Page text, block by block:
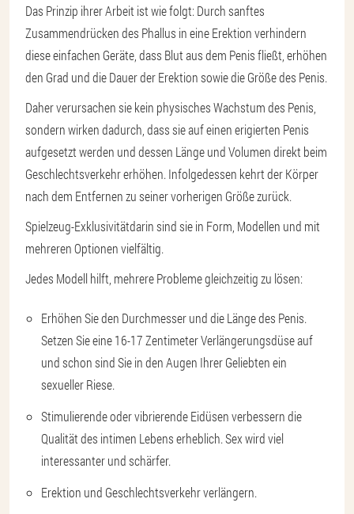
Das Prinzip ihrer Arbeit ist wie folgt: Durch sanftes
Zusammendrücken des Phallus in eine Erektion verhindern
diese einfachen Geräte, dass Blut aus dem Penis fließt, erhöhen
den Grad und die Dauer der Erektion sowie die Größe des Penis.
Daher verursachen sie kein physisches Wachstum des Penis,
sondern wirken dadurch, dass sie auf einen erigierten Penis
aufgesetzt werden und dessen Länge und Volumen direkt beim
Geschlechtsverkehr erhöhen. Infolgedessen kehrt der Körper
nach dem Entfernen zu seiner vorherigen Größe zurück.
Spielzeug-Exklusivitätdarin sind sie in Form, Modellen und mit
mehreren Optionen vielfältig.
Jedes Modell hilft, mehrere Probleme gleichzeitig zu lösen:
Erhöhen Sie den Durchmesser und die Länge des Penis.
Setzen Sie eine 16-17 Zentimeter Verlängerungsdüse auf
und schon sind Sie in den Augen Ihrer Geliebten ein
sexueller Riese.
Stimulierende oder vibrierende Eidüsen verbessern die
Qualität des intimen Lebens erheblich. Sex wird viel
interessanter und schärfer.
Erektion und Geschlechtsverkehr verlängern.